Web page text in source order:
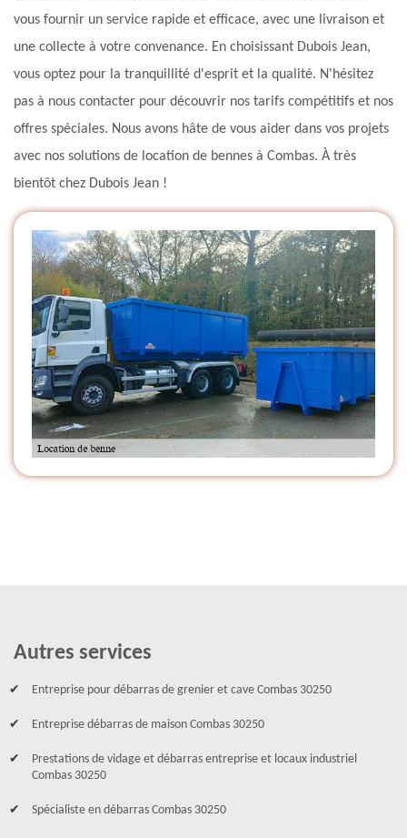
vous fournir un service rapide et efficace, avec une livraison et
une collecte à votre convenance. En choisissant Dubois Jean,
vous optez pour la tranquillité d'esprit et la qualité. N'hésitez
pas à nous contacter pour découvrir nos tarifs compétitifs et nos
offres spéciales. Nous avons hâte de vous aider dans vos projets
avec nos solutions de location de bennes à Combas. À très
bientôt chez Dubois Jean !
Autres services
Entreprise pour débarras de grenier et cave Combas 30250
Entreprise débarras de maison Combas 30250
Prestations de vidage et débarras entreprise et locaux industriel
Combas 30250
Spécialiste en débarras Combas 30250